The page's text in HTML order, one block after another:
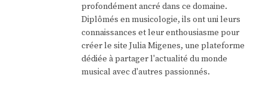
profondément ancré dans ce domaine.
Diplômés en musicologie, ils ont uni leurs
connaissances et leur enthousiasme pour
créer le site Julia Migenes, une plateforme
dédiée à partager l'actualité du monde
musical avec d'autres passionnés.